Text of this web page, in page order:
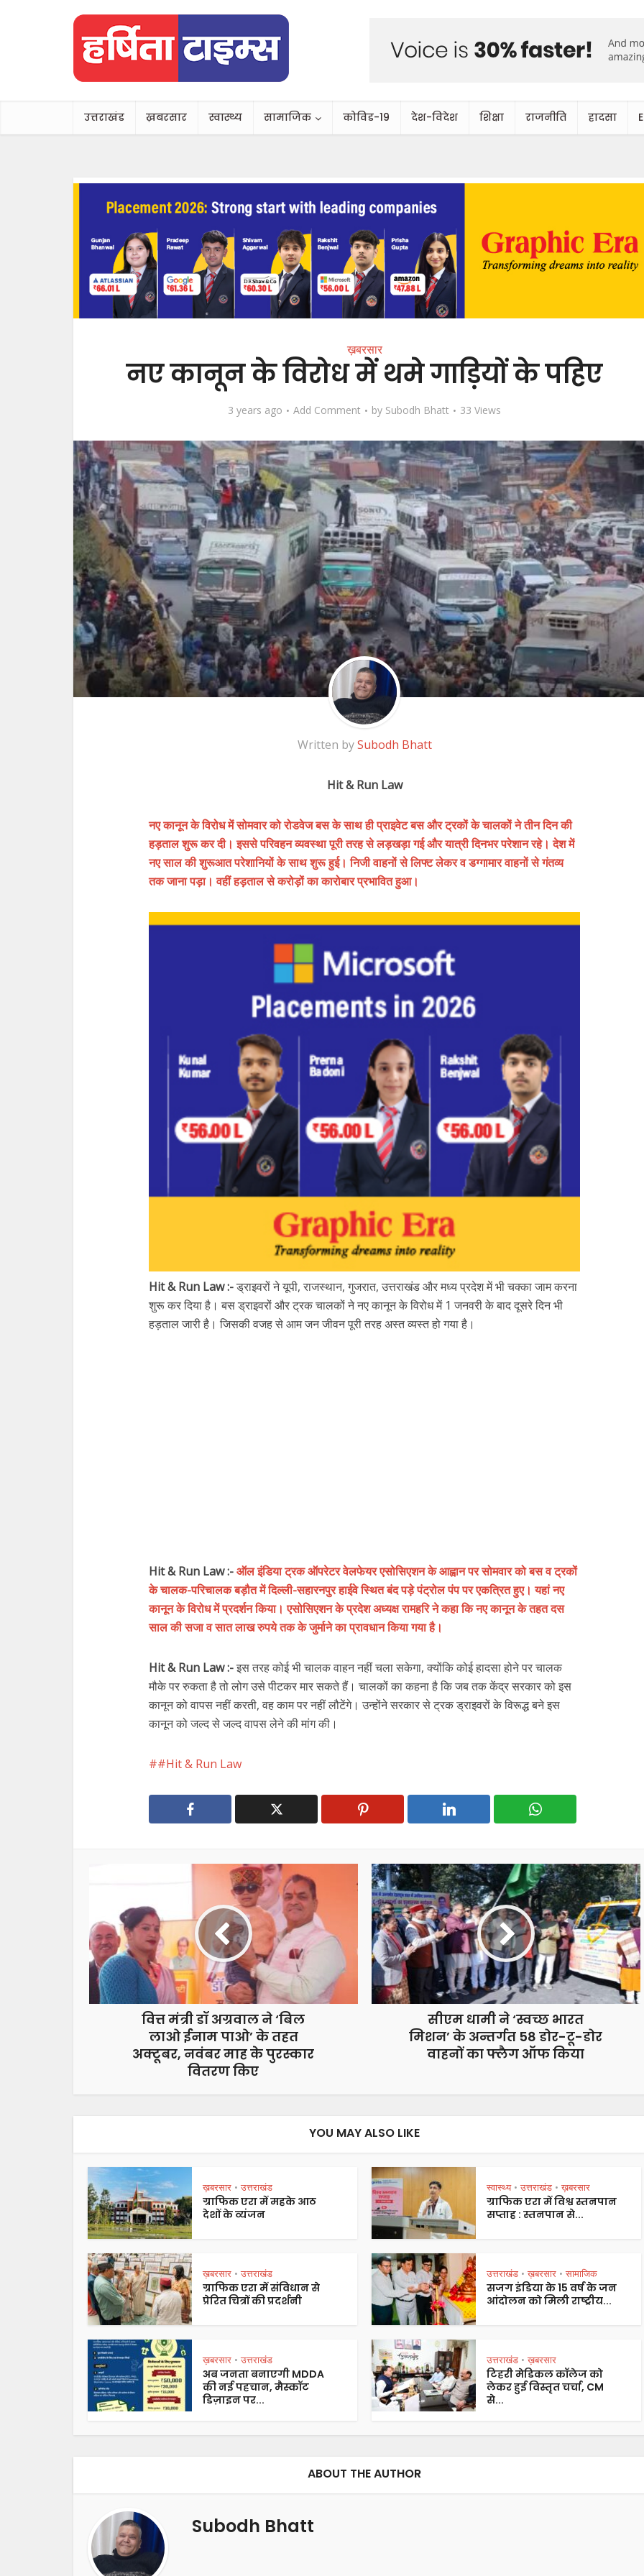
उत्तराखंड ख़बरसार स्वास्थ्य सामाजिक कोविड-19 देश-विदेश शिक्षा राजनीति हादसा
ख़बरसार
नए कानून के विरोध में थमे गाड़ियों के पहिए
3 years ago Add Comment by Subodh Bhatt 33 Views
Written bySubodh Bhatt
Hit & Run Law
नए कानून के विरोध में सोमवार को रोडवेज बस के साथ ही प्राइवेट बस और ट्रकों के चालकों ने तीन दिन की
हड़ताल शुरू कर दी। इससे परिवहन व्यवस्था पूरी तरह से लड़खड़ा गई और यात्री दिनभर परेशान रहे। देश में
नए साल की शुरूआत परेशानियों के साथ शुरू हुई। निजी वाहनों से लिफ्ट लेकर व डग्गामार वाहनों से गंतव्य
तक जाना पड़ा। वहीं हड़ताल से करोड़ों का कारोबार प्रभावित हुआ।
Hit & Run Law :-ड्राइवरों ने यूपी, राजस्थान, गुजरात, उत्तराखंड और मध्य प्रदेश में भी चक्का जाम करना
शुरू कर दिया है। बस ड्राइवरों और ट्रक चालकों ने नए कानून के विरोध में 1 जनवरी के बाद दूसरे दिन भी
हड़ताल जारी है। जिसकी वजह से आम जन जीवन पूरी तरह अस्त व्यस्त हो गया है।
Hit & Run Law :-ऑल इंडिया ट्रक ऑपरेटर वेलफेयर एसोसिएशन के आह्वान पर सोमवार को बस व ट्रकों
के चालक-परिचालक बड़ौत में दिल्ली-सहारनपुर हाईवे स्थित बंद पड़े पंट्रोल पंप पर एकत्रित हुए। यहां नए
कानून के विरोध में प्रदर्शन किया। एसोसिएशन के प्रदेश अध्यक्ष रामहरि ने कहा कि नए कानून के तहत दस
साल की सजा व सात लाख रुपये तक के जुर्माने का प्रावधान किया गया है।
Hit & Run Law :-इस तरह कोई भी चालक वाहन नहीं चला सकेगा, क्योंकि कोई हादसा होने पर चालक
मौके पर रुकता है तो लोग उसे पीटकर मार सकते हैं। चालकों का कहना है कि जब तक केंद्र सरकार को इस
कानून को वापस नहीं करती, वह काम पर नहीं लौटेंगे। उन्होंने सरकार से ट्रक ड्राइवरों के विरूद्ध बने इस
कानून को जल्द से जल्द वापस लेने की मांग की।
#Hit & Run Law
वित्त मंत्री डॉ अग्रवाल ने ‘बिल
लाओ ईनाम पाओ’ के तहत
अक्टूबर, नवंबर माह के पुरस्कार
वितरण किए
सीएम धामी ने ‘स्वच्छ भारत
मिशन’ के अन्तर्गत 58 डोर-टू-डोर
वाहनों का फ्लैग ऑफ किया
YOU MAY ALSO LIKE
ख़बरसार • उत्तराखंड
ग्राफिक एरा में महके आठ
देशों के व्यंजन
स्वास्थ्य • उत्तराखंड • ख़बरसार
ग्राफिक एरा में विश्व स्तनपान
सप्ताह : स्तनपान से...
ख़बरसार • उत्तराखंड
ग्राफिक एरा में संविधान से
प्रेरित चित्रों की प्रदर्शनी
उत्तराखंड • ख़बरसार • सामाजिक
सजग इंडिया के 15 वर्ष के जन
आंदोलन को मिली राष्ट्रीय...
ख़बरसार • उत्तराखंड
अब जनता बनाएगी MDDA
की नई पहचान, मैस्कॉट
डिज़ाइन पर...
उत्तराखंड • ख़बरसार
टिहरी मेडिकल कॉलेज को
लेकर हुई विस्तृत चर्चा, CM
से...
ABOUT THE AUTHOR
Subodh Bhatt